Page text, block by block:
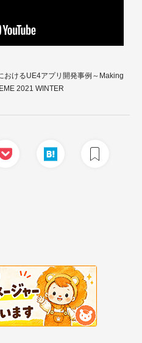
おけるUE4アプリ開発事例～Making
2021 WINTER